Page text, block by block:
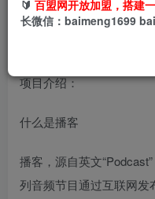
项目介绍：
什么是播客
播客，源自英文
列音频节目通过互联网发
🔰 百盟网开放加盟，搭建
长微信：baimeng1699